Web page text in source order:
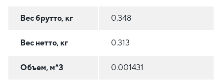
Вес брутто, кг 0.348
Вес нетто, кг 0.313
Объем, м^3 0.001431